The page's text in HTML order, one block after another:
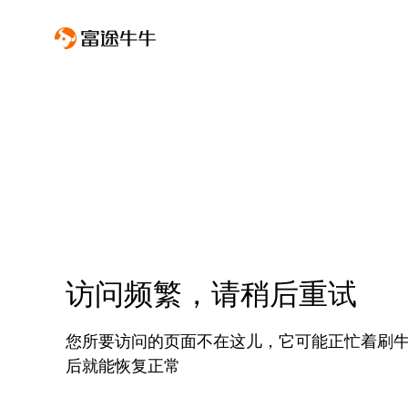
访问频繁，请稍后重试
您所要访问的页面不在这儿，它可能正忙着刷
后就能恢复正常